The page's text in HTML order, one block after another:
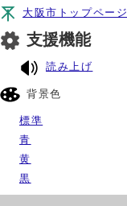
大阪市トップページ
支援機能
読み上げ
背景色
標準
青
黄
黒